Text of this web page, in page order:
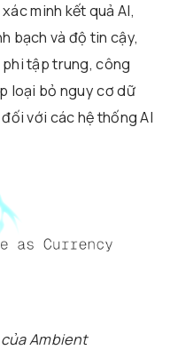
minh kết quả AI,
bạch và độ tin cậy,
tập trung, công
loại bỏ nguy cơ dữ
với các hệ thống AI
Ambient